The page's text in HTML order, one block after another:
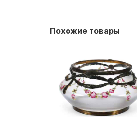
Похожие товары